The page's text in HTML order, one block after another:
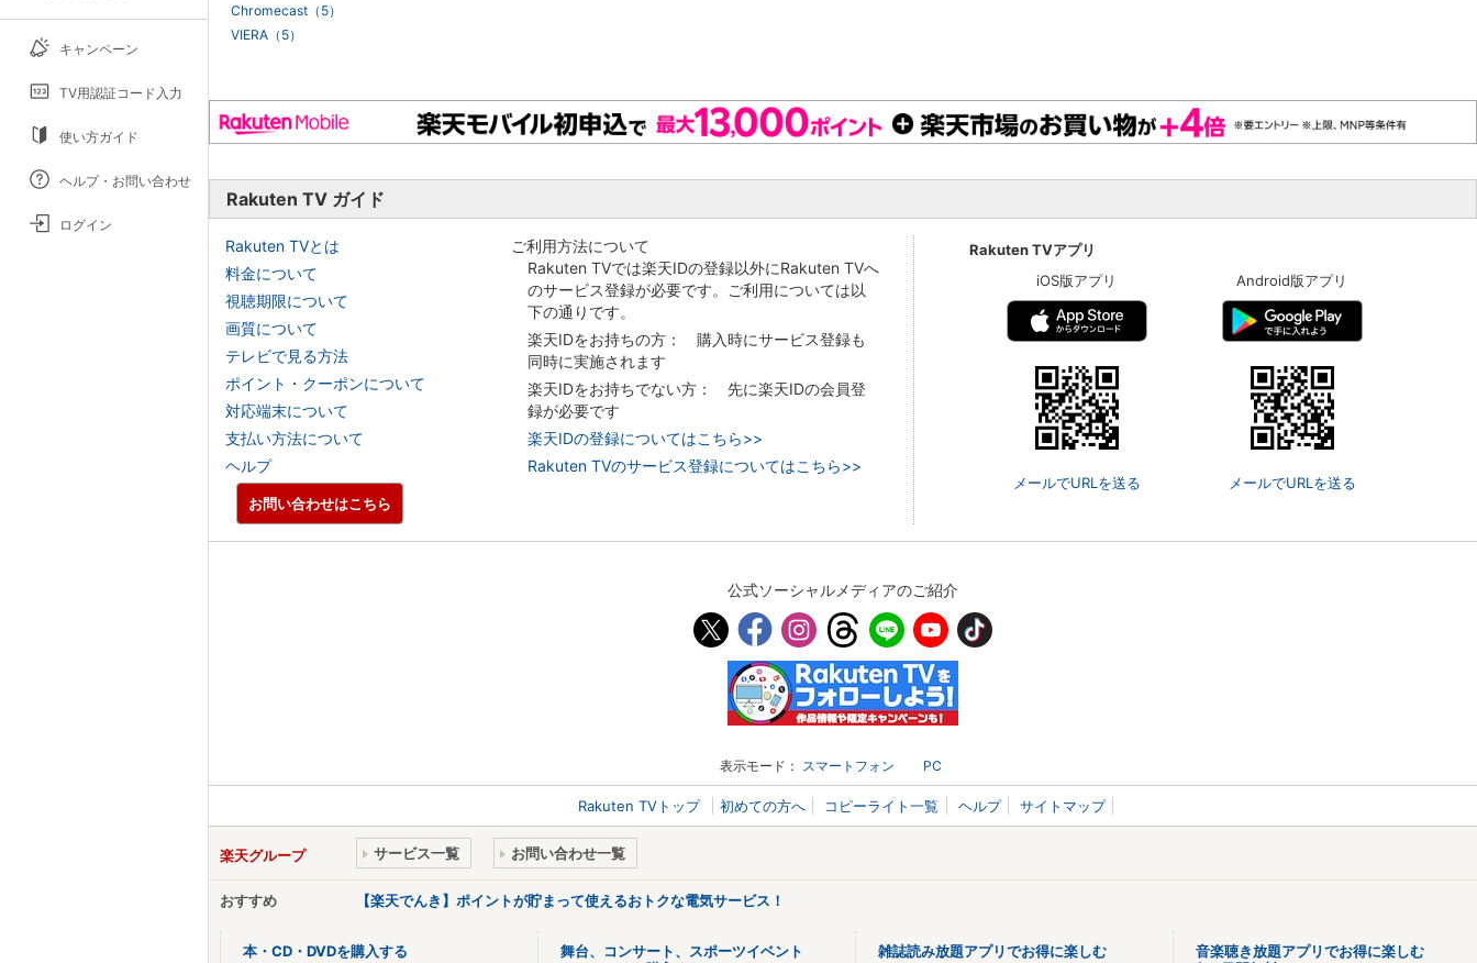
キャンペーン
TV用認証コード入力
使い方ガイド
ヘルプ・お問い合わせ
ログイン
Chromecast（5）
VIERA（5）
Rakuten TV ガイド
Rakuten TVとは
料金について
視聴期限について
画質について
テレビで見る方法
ポイント・クーポンについて
対応端末について
支払い方法について
ヘルプ
ご利用方法について
Rakuten TVでは楽天IDの登録以外にRakuten TVへ
のサービス登録が必要です。ご利用については以
下の通りです。
楽天IDをお持ちの方： 購入時にサービス登録も
同時に実施されます
楽天IDをお持ちでない方： 先に楽天IDの会員登
録が必要です
楽天IDの登録についてはこちら>>
Rakuten TVのサービス登録についてはこちら>>
Rakuten TVアプリ
iOS版アプリ
メールでURLを送る
Android版アプリ
メールでURLを送る
お問い合わせはこちら
公式ソーシャルメディアのご紹介
表示モード： スマートフォン PC
Rakuten TVトップ 初めての方へ コピーライト一覧 ヘルプ サイトマップ
楽天グループ サービス一覧 お問い合わせ一覧
おすすめ 【楽天でんき】ポイントが貯まって使えるおトクな電気サービス！
本・CD・DVDを購入する
舞台、コンサート、スポーツイベント
雑誌読み放題アプリでお得に楽しむ
音楽聴き放題アプリでお得に楽しむ